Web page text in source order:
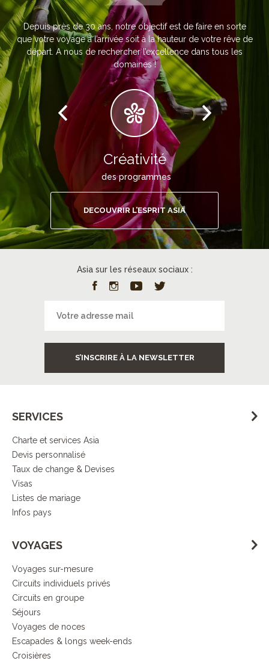
Depuis près de 30 ans, notre objectif est de faire en sorte
que votre voyage à l’arrivée soit à la hauteur de votre rêve de
départ. A nous de rechercher l’excellence dans tous les
domaines !
Créativité
des programmes
DECOUVRIR L’ESPRIT ASIA
Asia sur les réseaux sociaux :
S’INSCRIRE À LA NEWSLETTER
SERVICES
Charte et services Asia
Devis personnalisé
Taux de change & Devises
Visas
Listes de mariage
Infos pays
VOYAGES
Voyages sur-mesure
Circuits individuels privés
Circuits en groupe
Séjours
Voyages de noces
Escapades & longs week-ends
Croisières